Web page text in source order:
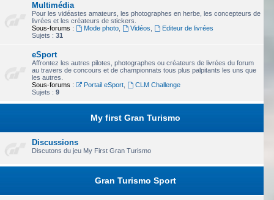
Multimédia
Pour les vidéastes amateurs, les photographes en herbe, les concepteurs de
livrées et les créateurs de stickers.
Sous-forums :
Mode photo, Vidéos
Editeur de livrées
Sujets : 31
eSport
Affrontez les autres pilotes, photographes ou créateurs de livrées du forum
au travers de concours et de championnats tous plus palpitants les uns que
les autres.
Sous-forums :
Portail eSport,
CLM Challenge
Sujets : 9
My first Gran Turismo
Discussions
Discutons du jeu My First Gran Turismo
Gran Turismo Sport